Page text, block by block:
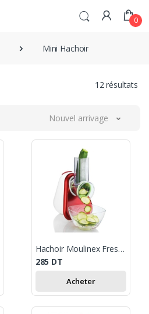
0
Mini Hachoir
12 résultats
Nouvel arrivage
Hachoir Moulinex Fresh Express / Rouge
285 DT
Acheter